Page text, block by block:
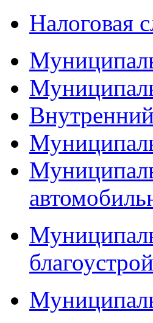
Налоговая